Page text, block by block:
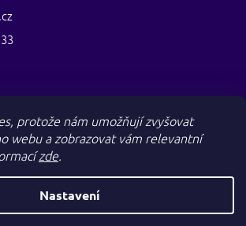
protože nám umožňují zvyšovat
webu a zobrazovat vám relevantní
zde.
Nastavení
Vytvořil Shoptet